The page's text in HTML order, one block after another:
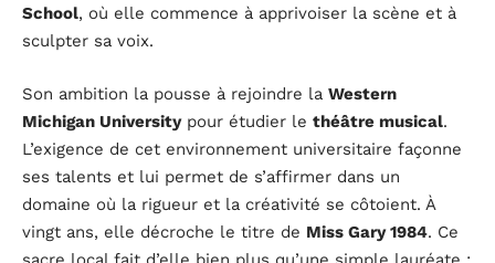
School, où elle commence à apprivoiser la scène et à
sculpter sa voix.
Son ambition la pousse à rejoindre la Western
Michigan Universitypour étudier le théâtre musical.
L’exigence de cet environnement universitaire façonne
ses talents et lui permet de s’affirmer dans un
domaine où la rigueur et la créativité se côtoient. À
vingt ans, elle décroche le titre de Miss Gary 1984. Ce